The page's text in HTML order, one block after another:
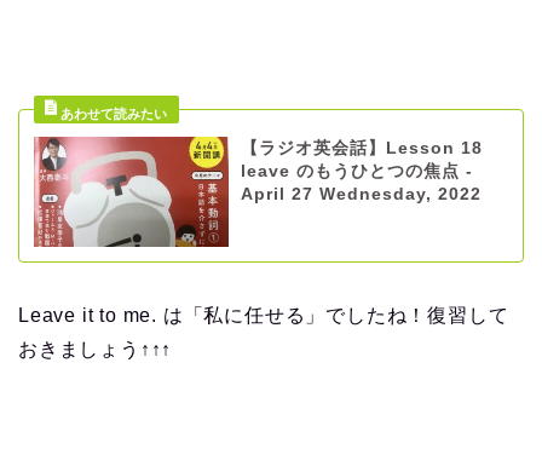
【ラジオ英会話】Lesson 18
leave のもうひとつの焦点 -
April 27 Wednesday, 2022
Leave it to me. は「私に任せる」でしたね！復習して
おきましょう↑↑↑